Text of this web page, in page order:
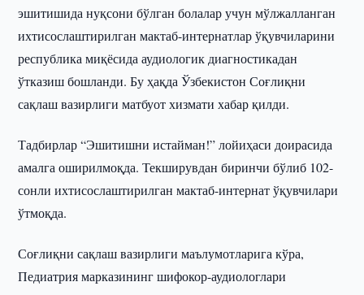
эшитишида нуқсони бўлган болалар учун мўлжалланган
ихтисослаштирилган мактаб-интернатлар ўқувчиларини
республика миқёсида аудиологик диагностикадан
ўтказиш бошланди. Бу ҳақда Ўзбекистон Соғлиқни
сақлаш вазирлиги матбуот хизмати хабар қилди.
Тадбирлар “Эшитишни истайман!” лойиҳаси доирасида
амалга оширилмоқда. Текширувдан биринчи бўлиб 102-
сонли ихтисослаштирилган мактаб-интернат ўқувчилари
ўтмоқда.
Соғлиқни сақлаш вазирлиги маълумотларига кўра,
Педиатрия марказининг шифокор-аудиологлари